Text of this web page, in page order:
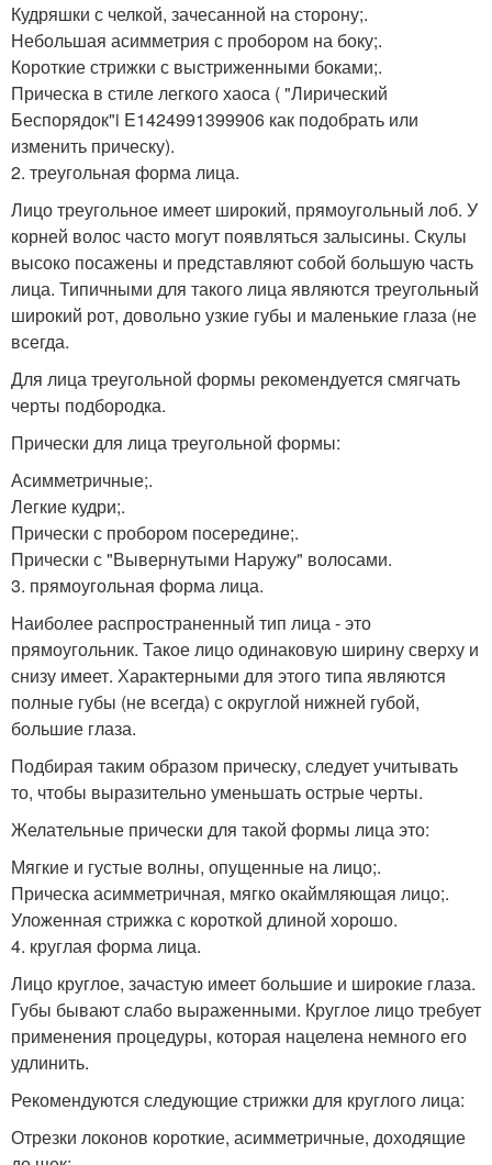
Кудряшки с челкой, зачесанной на сторону;.
Небольшая асимметрия с пробором на боку;.
Короткие стрижки с выстриженными боками;.
Прическа в стиле легкого хаоса ( "Лирический
Беспорядок"i E1424991399906 как подобрать или
изменить прическу).
2. треугольная форма лица.
Лицо треугольное имеет широкий, прямоугольный лоб. У
корней волос часто могут появляться залысины. Скулы
высоко посажены и представляют собой большую часть
лица. Типичными для такого лица являются треугольный
широкий рот, довольно узкие губы и маленькие глаза (не
всегда.
Для лица треугольной формы рекомендуется смягчать
черты подбородка.
Прически для лица треугольной формы:
Асимметричные;.
Легкие кудри;.
Прически с пробором посередине;.
Прически с "Вывернутыми Наружу" волосами.
3. прямоугольная форма лица.
Наиболее распространенный тип лица - это
прямоугольник. Такое лицо одинаковую ширину сверху и
снизу имеет. Характерными для этого типа являются
полные губы (не всегда) с округлой нижней губой,
большие глаза.
Подбирая таким образом прическу, следует учитывать
то, чтобы выразительно уменьшать острые черты.
Желательные прически для такой формы лица это:
Мягкие и густые волны, опущенные на лицо;.
Прическа асимметричная, мягко окаймляющая лицо;.
Уложенная стрижка с короткой длиной хорошо.
4. круглая форма лица.
Лицо круглое, зачастую имеет большие и широкие глаза.
Губы бывают слабо выраженными. Круглое лицо требует
применения процедуры, которая нацелена немного его
удлинить.
Рекомендуются следующие стрижки для круглого лица:
Отрезки локонов короткие, асимметричные, доходящие